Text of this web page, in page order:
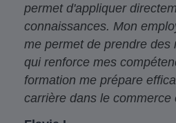
permet d'appliquer
connaissances. Mon
me permet de prendre des
qui renforce mes
formation me prépare
carrière dans le commerce